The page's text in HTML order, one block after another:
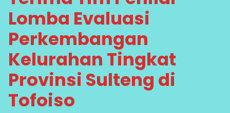
Lomba Evaluasi
Perkembangan
Kelurahan Tingkat
Provinsi Sulteng di
Tofoiso